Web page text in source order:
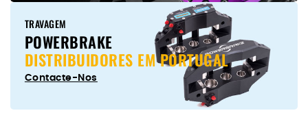
TRAVAGEM
POWERBRAKE
DISTRIBUIDORES EM PORTUGAL
Contacte-Nos